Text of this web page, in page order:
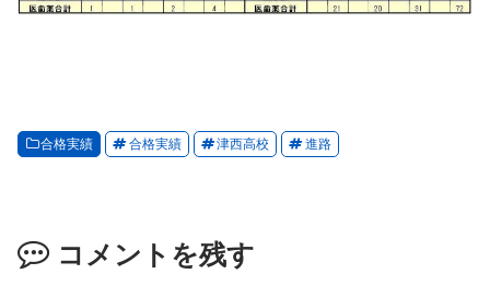
合格実績 合格実績 津西高校 進路
コメントを残す